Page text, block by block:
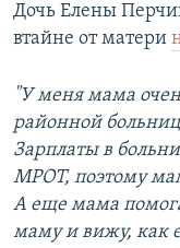
Дочь Елены
втайне от матери
"У меня мама
районной
Зарплаты в
МРОТ, поэтому
А еще мама
маму и вижу, как